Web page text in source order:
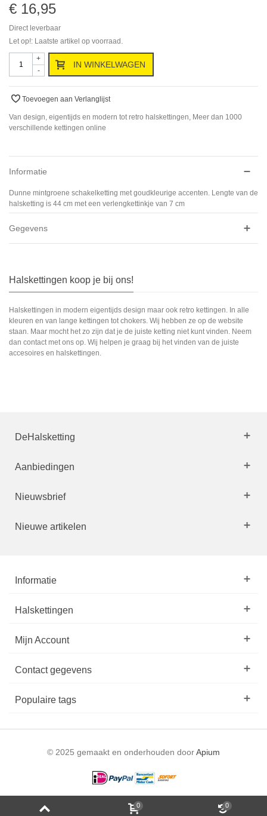
€ 16,95
Direct leverbaar
Let op!: Laatste artikel op voorraad.
-
+
IN WINKELWAGEN
Toevoegen aan Verlanglijst
Van design, eigentijds en modern tot retro halskettingen, Meer dan 1000
verschillende kettingen online
Informatie
Dunne mintgroene schakelketting met goudkleurige accenten. Lengte van de
halsketting is 44 cm met een verlengkettinkje van 7 cm
Gegevens
Halskettingen koop je bij ons!
Halskettingen in modern eigentijds design maar ook retro kettingen. In alle
kleuren en van lange kettingen tot chokers. Wij hebben ze op de website
staan. Maar mocht het zo zijn dat je de juiste ketting niet kunt vinden. Neem
dan contact met ons op. Wij helpen je graag bij het vinden van de juiste
accesoires en halskettingen.
DeHalsketting
Aanbiedingen
Nieuwsbrief
Nieuwe artikelen
Informatie
Halskettingen
Mijn Account
Contact gegevens
Populaire tags
© 2025 gemaakt en onderhouden door Apium
0 0